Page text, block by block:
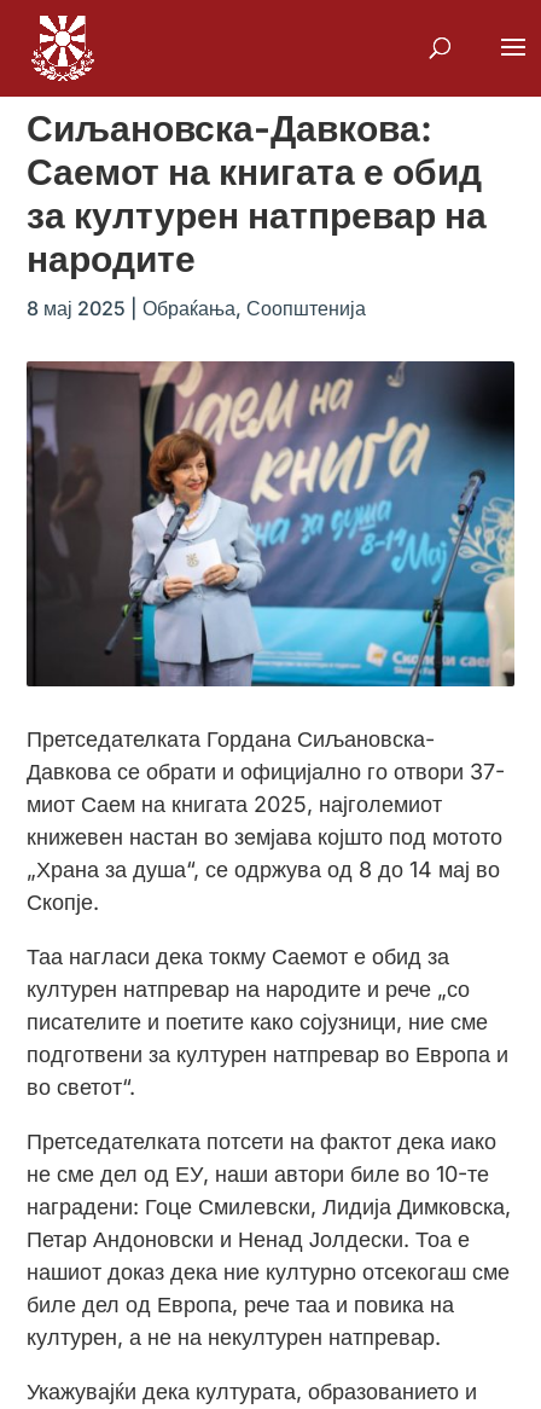
Сиљановска-Давкова:
Саемот на книгата е обид
за културен натпревар на
народите
8 мај 2025 |Обраќања,Соопштенија
Претседателката Гордана Сиљановска-
Давкова се обрати и официјално го отвори 37-
миот Саем на книгата 2025, најголемиот
книжевен настан во земјава којшто под мотото
„Храна за душа“, се одржува од 8 до 14 мај во
Скопје.
Таа нагласи дека токму Саемот е обид за
културен натпревар на народите и рече „со
писателите и поетите како сојузници, ние сме
подготвени за културен натпревар во Европа и
во светот“.
Претседателката потсети на фактот дека иако
не сме дел од ЕУ, наши автори биле во 10-те
наградени: Гоце Смилевски, Лидија Димковска,
Петaр Андоновски и Ненад Јолдески. Тоа е
нашиот доказ дека ние културно отсекогаш сме
биле дел од Европа, рече таа и повика на
културен, а не на некултурен натпревар.
Укажувајќи дека културата, образованието и